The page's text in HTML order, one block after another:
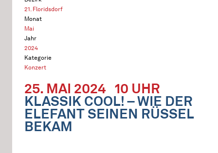
21. Floridsdorf
Monat
Mai
Jahr
2024
Kategorie
Konzert
25. MAI 2024 10 UHR
KLASSIK COOL! – WIE DER
ELEFANT SEINEN RÜSSEL
BEKAM